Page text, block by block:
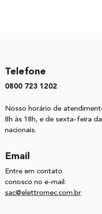
Telefone
0800 723 1202
Nosso horário de
8h às 18h, e de sexta-feira
nacionais.
Email
Entre em contato
conosco no e-mail:
sac@elettromec.com.br